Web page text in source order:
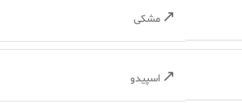
مشکی
اسپیدو